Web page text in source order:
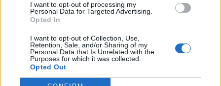
I want to opt-out of processing my
Personal Data for Targeted Advertising.
Opted In
I want to opt-out of Collection, Use,
Retention, Sale, and/or Sharing of my
Personal Data that Is Unrelated with the
Purposes for which it was collected.
Opted Out